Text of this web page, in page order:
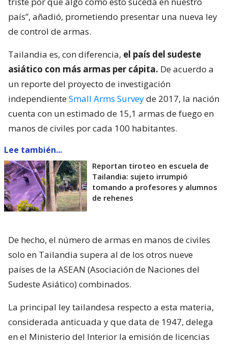
país”, añadió, prometiendo presentar una nueva ley
de control de armas.
Tailandia es, con diferencia, el país del sudeste
asiático con más armas per cápita. De acuerdo a
un reporte del proyecto de investigación
independienteSmall Arms Surveyde 2017, la nación
cuenta con un estimado de 15,1 armas de fuego en
manos de civiles por cada 100 habitantes.
Lee también...
Reportan tiroteo en escuela de
Tailandia: sujeto irrumpió
tomando a profesores y alumnos
de rehenes
De hecho, el número de armas en manos de civiles
solo en Tailandia supera al de los otros nueve
países de la ASEAN (Asociación de Naciones del
Sudeste Asiático) combinados.
La principal ley tailandesa respecto a esta materia,
considerada anticuada y que data de 1947, delega
en el Ministerio del Interior la emisión de licencias